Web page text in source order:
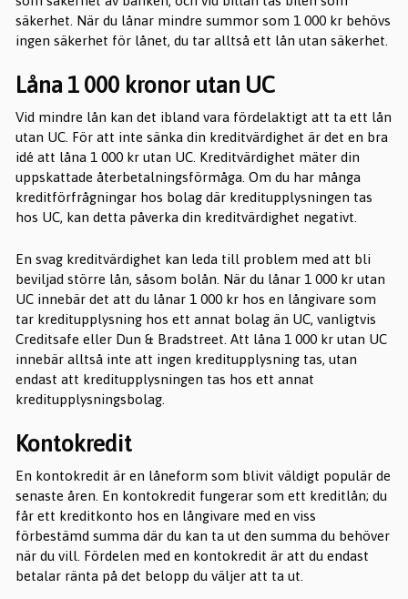
säkerhet. När du lånar mindre summor som 1 000 kr behövs
ingen säkerhet för lånet, du tar alltså ett lån utan säkerhet.
Låna 1 000 kronor utan UC
Vid mindre lån kan det ibland vara fördelaktigt att ta ett lån
utan UC. För att inte sänka din kreditvärdighet är det en bra
idé att låna 1 000 kr utan UC. Kreditvärdighet mäter din
uppskattade återbetalningsförmåga. Om du har många
kreditförfrågningar hos bolag där kreditupplysningen tas
hos UC, kan detta påverka din kreditvärdighet negativt.
En svag kreditvärdighet kan leda till problem med att bli
beviljad större lån, såsom bolån. När du lånar 1 000 kr utan
UC innebär det att du lånar 1 000 kr hos en långivare som
tar kreditupplysning hos ett annat bolag än UC, vanligtvis
Creditsafe eller Dun & Bradstreet. Att låna 1 000 kr utan UC
innebär alltså inte att ingen kreditupplysning tas, utan
endast att kreditupplysningen tas hos ett annat
kreditupplysningsbolag.
Kontokredit
En kontokredit är en låneform som blivit väldigt populär de
senaste åren. En kontokredit fungerar som ett kreditlån; du
får ett kreditkonto hos en långivare med en viss
förbestämd summa där du kan ta ut den summa du behöver
när du vill. Fördelen med en kontokredit är att du endast
betalar ränta på det belopp du väljer att ta ut.